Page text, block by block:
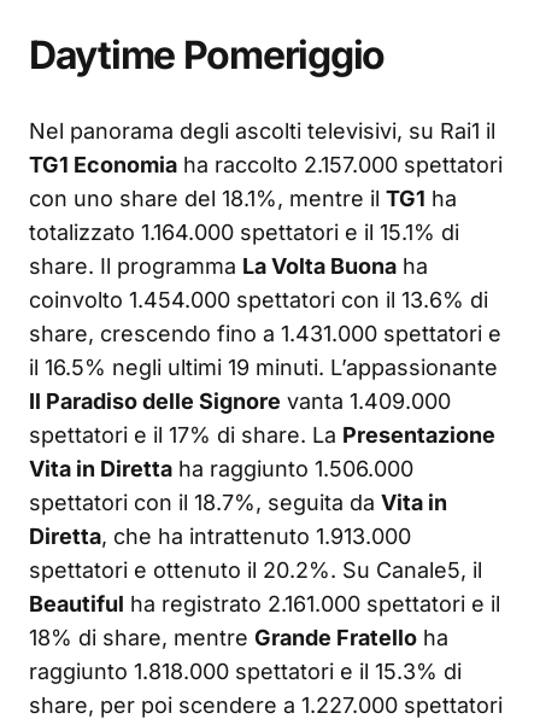
Daytime Pomeriggio
Nel panorama degli ascolti televisivi, su Rai1 il
TG1 Economia ha raccolto 2.157.000 spettatori
con uno share del 18.1%, mentre il TG1 ha
totalizzato 1.164.000 spettatori e il 15.1% di
share. Il programma La Volta Buona ha
coinvolto 1.454.000 spettatori con il 13.6% di
share, crescendo fino a 1.431.000 spettatori e
il 16.5% negli ultimi 19 minuti. L’appassionante
Il Paradiso delle Signore vanta 1.409.000
spettatori e il 17% di share. La Presentazione
Vita in Diretta ha raggiunto 1.506.000
spettatori con il 18.7%, seguita da Vita in
Diretta, che ha intrattenuto 1.913.000
spettatori e ottenuto il 20.2%. Su Canale5, il
Beautiful ha registrato 2.161.000 spettatori e il
18% di share, mentre Grande Fratello ha
raggiunto 1.818.000 spettatori e il 15.3% di
share, per poi scendere a 1.227.000 spettatori